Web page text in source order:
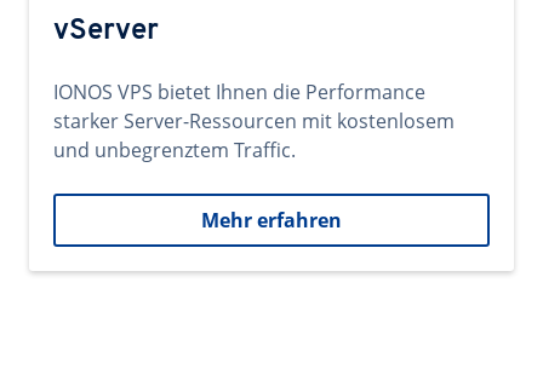
vServer
IONOS VPS bietet Ihnen die Performance
starker Server-Ressourcen mit kostenlosem
und unbegrenztem Traffic.
Mehr erfahren